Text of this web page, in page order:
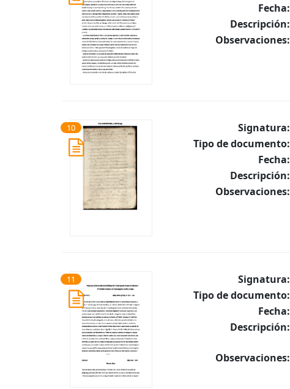
Fecha:
Descripción:
Observaciones:
10 Signatura:
Tipo de documento:
Fecha:
Descripción:
Observaciones:
11 Signatura:
Tipo de documento:
Fecha:
Descripción:
Observaciones: